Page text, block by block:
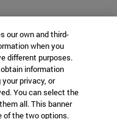
our own and third-
when you
different purposes.
information
privacy, or
You can select the
all. This banner
of the two options.